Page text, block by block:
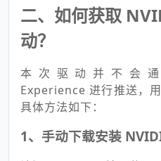
二、如何获取
动？
本次驱动并不会通
Experience 进行推送，
具体方法如下：
1、手动下载安装